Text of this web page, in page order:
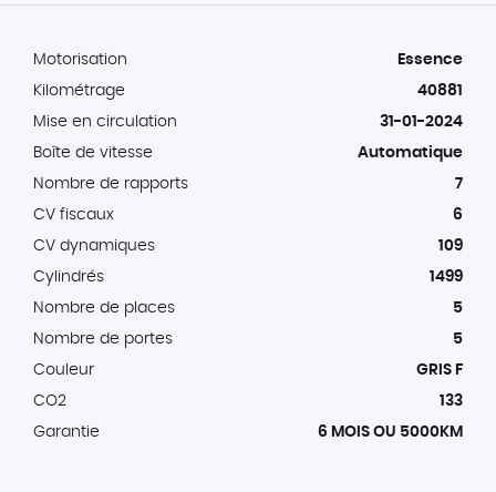
Motorisation
Essence
Kilométrage
40881
Mise en circulation
31-01-2024
Boîte de vitesse
Automatique
Nombre de rapports
7
CV fiscaux
6
CV dynamiques
109
Cylindrés
1499
Nombre de places
5
Nombre de portes
5
Couleur
GRIS F
CO2
133
Garantie
6 MOIS OU 5000KM